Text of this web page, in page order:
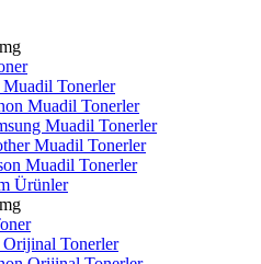
Tonerler
Muadil Tonerler
Muadil Tonerler
Muadil Tonerler
Muadil Tonerler
Ürünler
Tonerler